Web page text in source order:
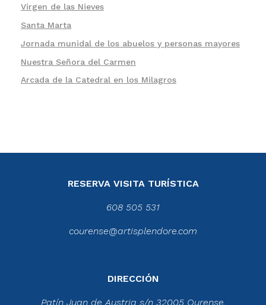
Virgen de las Nieves
Santa Marta
Jornada munidal de los abuelos y personas mayores
Nuestra Señora del Carmen
Arcada de la Catedral en los Milagros
RESERVA VISITA TURÍSTICA
608 505 531
courense@artisplendore.com
DIRECCIÓN
Patín Juan de Austria s/n 32005 Ourense.